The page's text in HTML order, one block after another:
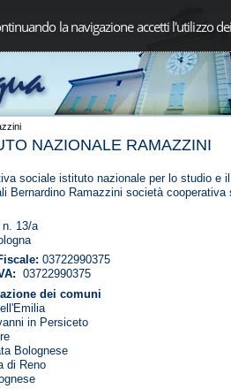
la navigazione accetti l'utilizzo
NAZIONALE RAMAZZINI
sociale istituto nazionale per lo studio e
Bernardino Ramazzini società cooperativa
13/a
03722990375
03722990375
dei comuni
in Persiceto
Bolognese
di Reno